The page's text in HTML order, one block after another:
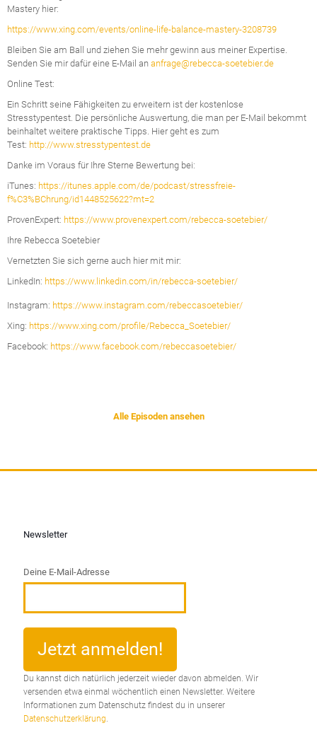
Mastery hier:
https://www.xing.com/events/online-life-balance-mastery-3208739
Bleiben Sie am Ball und ziehen Sie mehr gewinn aus meiner Expertise.
Senden Sie mir dafür eine E-Mail an anfrage@rebecca-soetebier.de
Online Test:
Ein Schritt seine Fähigkeiten zu erweitern ist der kostenlose
Stresstypentest. Die persönliche Auswertung, die man per E-Mail bekommt
beinhaltet weitere praktische Tipps. Hier geht es zum
Test: http://www.stresstypentest.de
Danke im Voraus für Ihre Sterne Bewertung bei:
iTunes: https://itunes.apple.com/de/podcast/stressfreie-
f%C3%BChrung/id1448525622?mt=2
ProvenExpert: https://www.provenexpert.com/rebecca-soetebier/
Ihre Rebecca Soetebier
Vernetzten Sie sich gerne auch hier mit mir:
LinkedIn: https://www.linkedin.com/in/rebecca-soetebier/
Instagram: https://www.instagram.com/rebeccasoetebier/
Xing: https://www.xing.com/profile/Rebecca_Soetebier/
Facebook: https://www.facebook.com/rebeccasoetebier/
Alle Episoden ansehen
Newsletter
Deine E-Mail-Adresse
Du kannst dich natürlich jederzeit wieder davon abmelden. Wir
versenden etwa einmal wöchentlich einen Newsletter. Weitere
Informationen zum Datenschutz findest du in unserer
Datenschutzerklärung.